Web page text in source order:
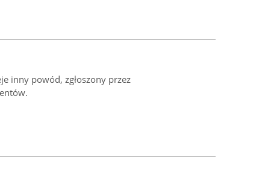
inny powód, zgłoszony przez